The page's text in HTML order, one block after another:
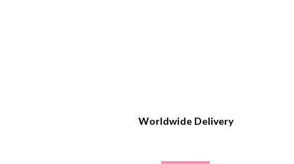
Worldwide Delivery